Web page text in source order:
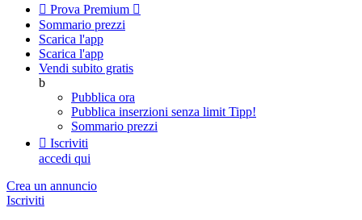
 Prova Premium 
Sommario prezzi
Scarica l'app
Scarica l'app
Vendi subito gratis
b
Pubblica ora
Pubblica inserzioni senza limit Tipp!
Sommario prezzi
 Iscriviti
accedi qui
Crea un annuncio
Iscriviti